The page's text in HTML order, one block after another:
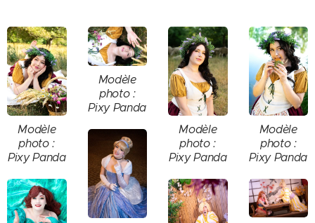
Modèle
photo :
Pixy Panda
Modèle
photo :
Pixy Panda
Modèle
photo :
Pixy Panda
Modèle
photo :
Pixy Panda